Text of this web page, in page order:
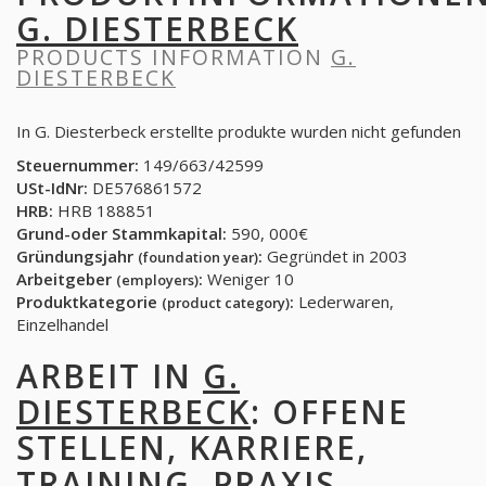
G. DIESTERBECK
PRODUCTS INFORMATION G.
DIESTERBECK
In G. Diesterbeck erstellte produkte wurden nicht gefunden
Steuernummer: 149/663/42599
USt-IdNr: DE576861572
HRB: HRB 188851
Grund-oder Stammkapital: 590, 000€
Gründungsjahr (foundation year): Gegründet in 2003
Arbeitgeber (employers): Weniger 10
Produktkategorie (product category): Lederwaren,
Einzelhandel
ARBEIT IN G.
DIESTERBECK: OFFENE
STELLEN, KARRIERE,